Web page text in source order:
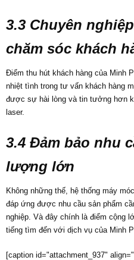
3.3 Chuyên
chăm sóc khách
Điểm thu hút khách hàng của Minh
nhiệt tình trong tư vấn khách hàng
được sự hài lòng và tin tưởng hơn
laser.
3.4 Đảm bảo nhu
lượng lớn
Không những thế, hệ thống máy
đáp ứng được nhu cầu sản phẩm
nghiệp. Và đây chính là điểm cộng
tiếng tìm đến với dịch vụ của Minh
[caption id="attachment_937"